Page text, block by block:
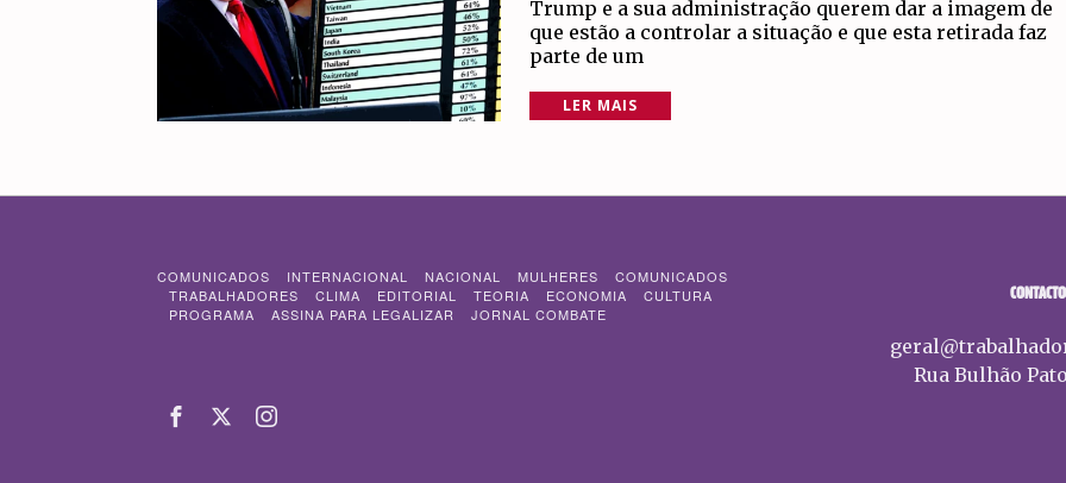
Trump e a sua administração querem dar a imagem de
que estão a controlar a situação e que esta retirada faz
parte de um
LER MAIS
COMUNICADOS INTERNACIONAL NACIONAL MULHERES
COMUNICADOS
TRABALHADORES
CLIMA EDITORIAL TEORIA ECONOMIA
CULTURA
PROGRAMA
ASSINA PARA LEGALIZAR JORNAL COMBATE
Rua Bulhão